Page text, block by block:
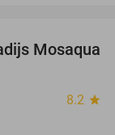
25%
Mosaqua
8.2 star